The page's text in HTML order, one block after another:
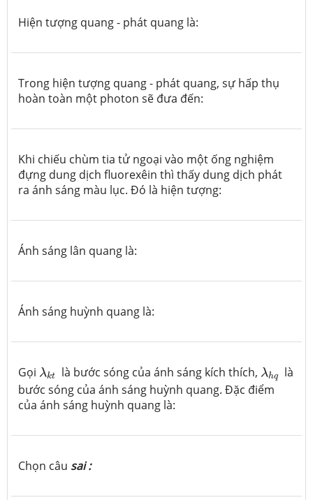
Hiện tượng quang - phát quang là:
Trong hiện tượng quang - phát quang, sự hấp thụ
hoàn toàn một photon sẽ đưa đến:
Khi chiếu chùm tia tử ngoại vào một ống nghiệm
đựng dung dịch fluorexêin thì thấy dung dịch phát
ra ánh sáng màu lục. Đó là hiện tượng:
Ánh sáng lân quang là:
Ánh sáng huỳnh quang là:
Gọi λkt
λ là bước sóng của ánh sáng kích thích, λhq
λ
là
bước sóng của ánh sáng huỳnh quang. Đặc điểm
của ánh sáng huỳnh quang là:
Chọn câu sai :